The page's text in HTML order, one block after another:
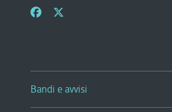
Bandi e avvisi